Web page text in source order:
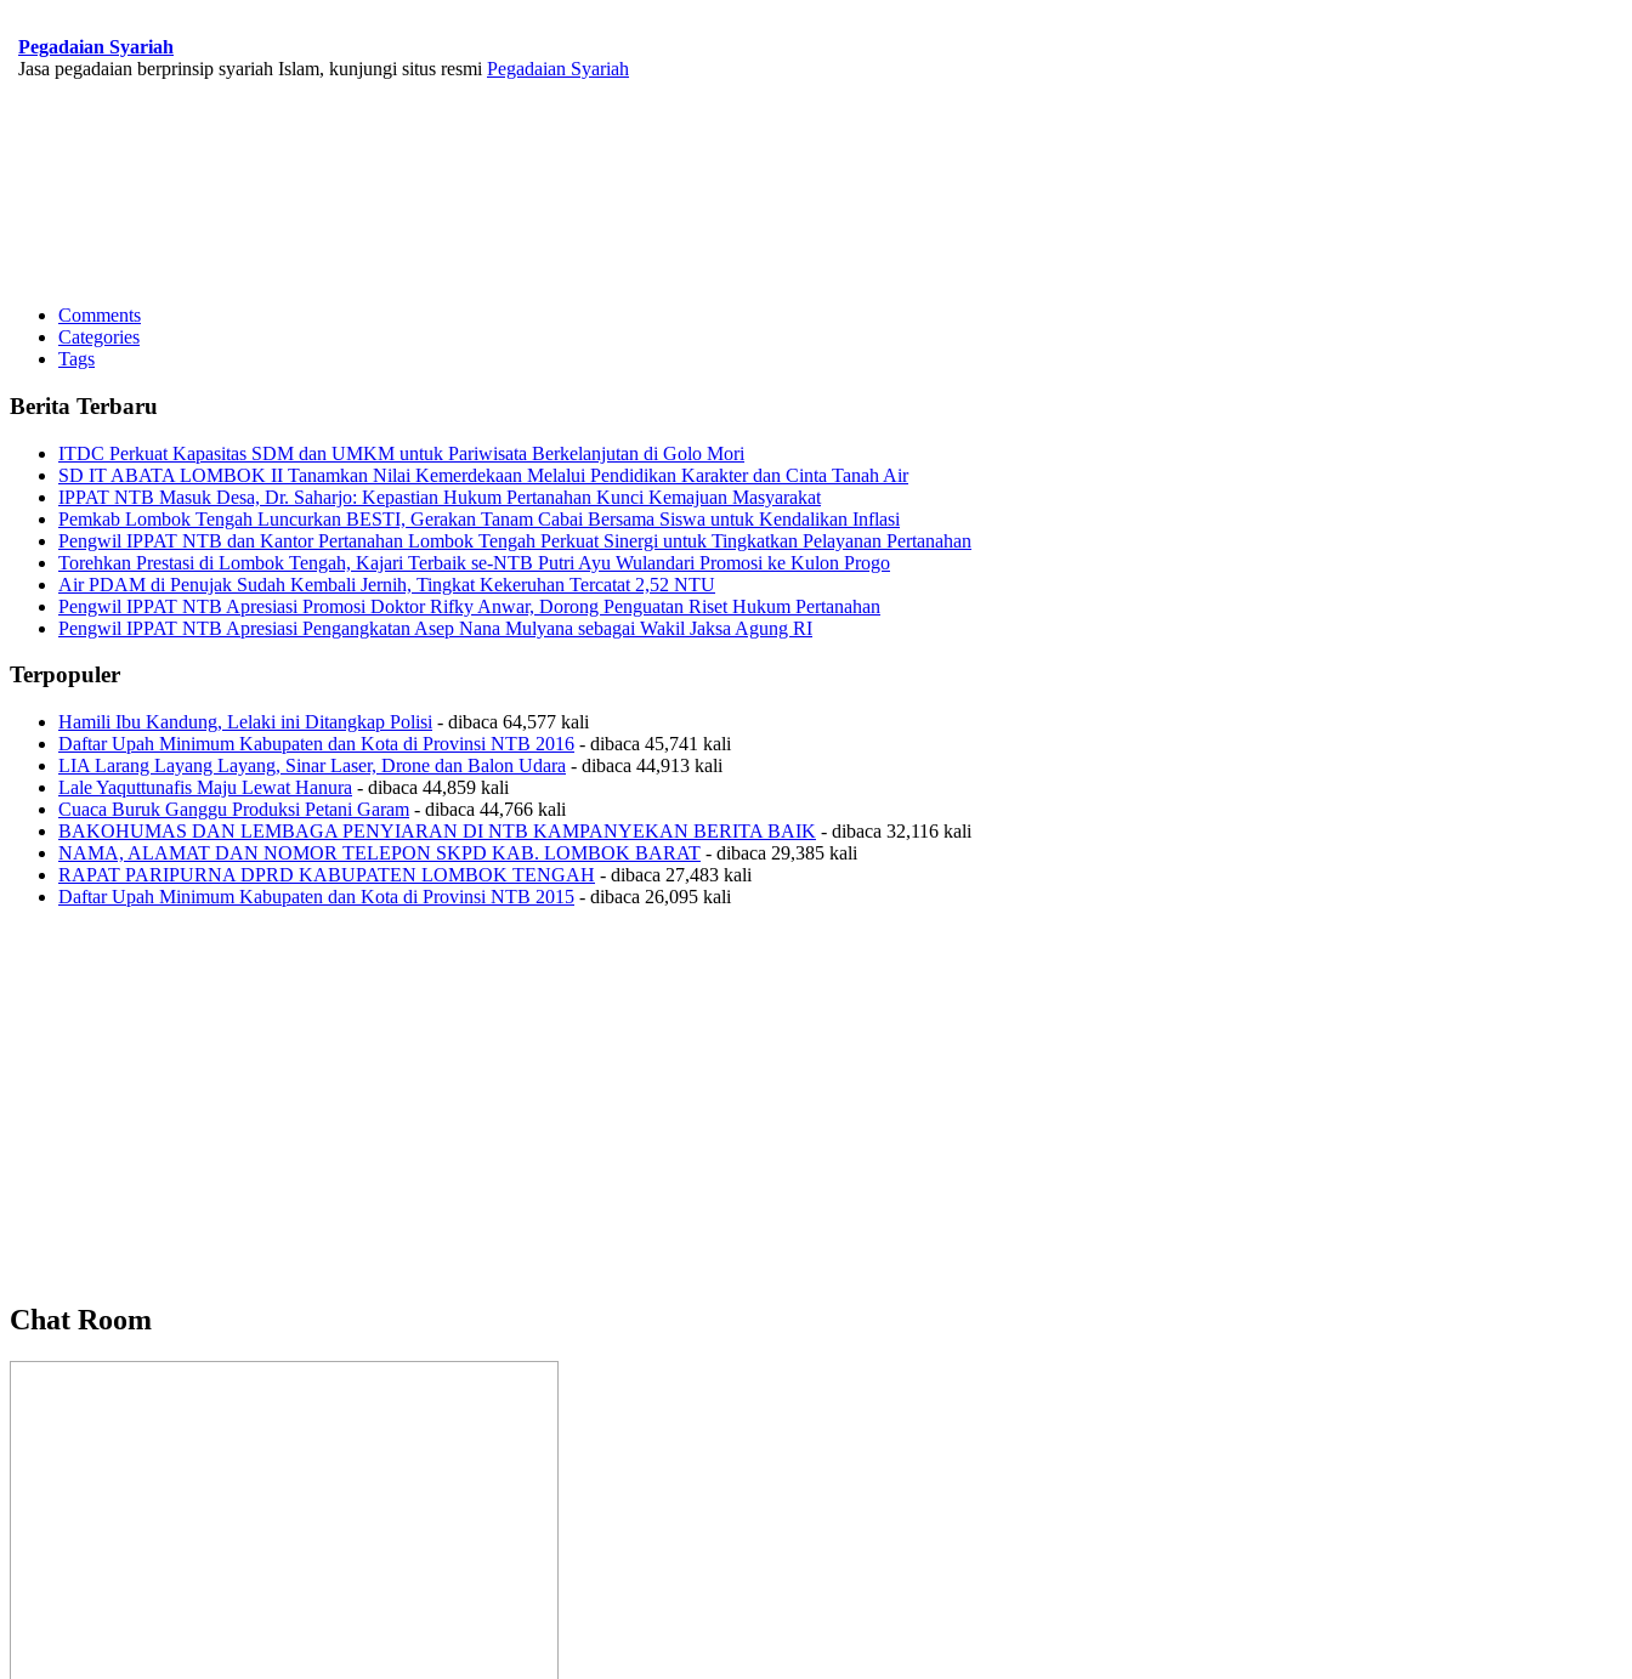
Pegadaian Syariah
Jasa pegadaian berprinsip syariah Islam, kunjungi situs resmi Pegadaian Syariah
Memberikan yang terbaik sesuai kaidah Islam, kunjungi situs resmi
Comments
Categories
Tags
Berita Terbaru
ITDC Perkuat Kapasitas SDM dan UMKM untuk Pariwisata Berkelanjutan di Golo Mori
SD IT ABATA LOMBOK II Tanamkan Nilai Kemerdekaan Melalui Pendidikan Karakter dan Cinta Tanah Air
IPPAT NTB Masuk Desa, Dr. Saharjo: Kepastian Hukum Pertanahan Kunci Kemajuan Masyarakat
Pemkab Lombok Tengah Luncurkan BESTI, Gerakan Tanam Cabai Bersama Siswa untuk Kendalikan Inflasi
Pengwil IPPAT NTB dan Kantor Pertanahan Lombok Tengah Perkuat Sinergi untuk Tingkatkan Pelayanan Pertanahan
Torehkan Prestasi di Lombok Tengah, Kajari Terbaik se-NTB Putri Ayu Wulandari Promosi ke Kulon Progo
Air PDAM di Penujak Sudah Kembali Jernih, Tingkat Kekeruhan Tercatat 2,52 NTU
Pengwil IPPAT NTB Apresiasi Promosi Doktor Rifky Anwar, Dorong Penguatan Riset Hukum Pertanahan
Pengwil IPPAT NTB Apresiasi Pengangkatan Asep Nana Mulyana sebagai Wakil Jaksa Agung RI
Terpopuler
Hamili Ibu Kandung, Lelaki ini Ditangkap Polisi - dibaca 64,577 kali
Daftar Upah Minimum Kabupaten dan Kota di Provinsi NTB 2016 - dibaca 45,741 kali
LIA Larang Layang Layang, Sinar Laser, Drone dan Balon Udara - dibaca 44,913 kali
Lale Yaquttunafis Maju Lewat Hanura - dibaca 44,859 kali
Cuaca Buruk Ganggu Produksi Petani Garam - dibaca 44,766 kali
BAKOHUMAS DAN LEMBAGA PENYIARAN DI NTB KAMPANYEKAN BERITA BAIK - dibaca 32,116 kali
NAMA, ALAMAT DAN NOMOR TELEPON SKPD KAB. LOMBOK BARAT - dibaca 29,385 kali
RAPAT PARIPURNA DPRD KABUPATEN LOMBOK TENGAH - dibaca 27,483 kali
Daftar Upah Minimum Kabupaten dan Kota di Provinsi NTB 2015 - dibaca 26,095 kali
Chat Room